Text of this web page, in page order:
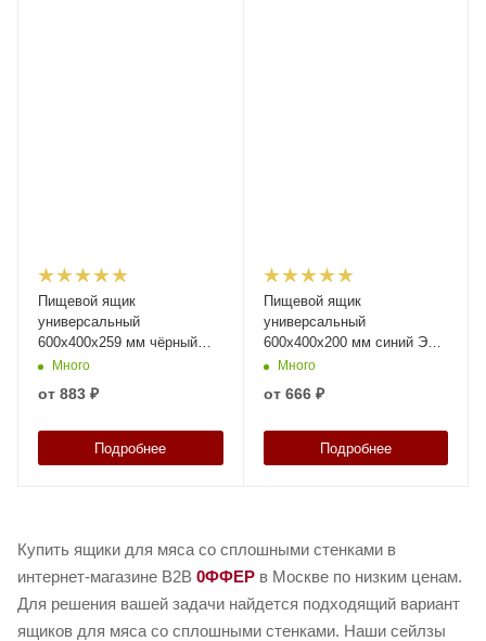
Пищевой ящик
универсальный
600х400х259 мм чёрный
ЭКО со сплошными
стенками и дном
Много
от 883 ₽
Подробнее
Пищевой ящик
универсальный
600х400х200 мм синий ЭКО
со сплошными стенками и
Много
от 666 ₽
Подробнее
Купить ящики для мяса со сплошными стенками в
интернет-магазине B2B 0ФФЕР в Москве по низким ценам.
Для решения вашей задачи найдется подходящий вариант
ящиков для мяса со сплошными стенками. Наши сейлзы